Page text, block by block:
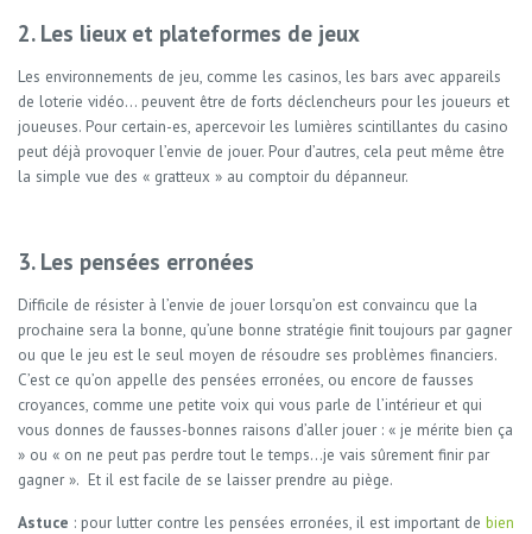
2. Les lieux et plateformes de jeux
Les environnements de jeu, comme les casinos, les bars avec appareils
de loterie vidéo… peuvent être de forts déclencheurs pour les joueurs et
joueuses. Pour certain-es, apercevoir les lumières scintillantes du casino
peut déjà provoquer l’envie de jouer. Pour d’autres, cela peut même être
la simple vue des « gratteux » au comptoir du dépanneur.
3. Les pensées erronées
Difficile de résister à l’envie de jouer lorsqu’on est convaincu que la
prochaine sera la bonne, qu’une bonne stratégie finit toujours par gagner
ou que le jeu est le seul moyen de résoudre ses problèmes financiers.
C’est ce qu’on appelle des pensées erronées, ou encore de fausses
croyances, comme une petite voix qui vous parle de l’intérieur et qui
vous donnes de fausses-bonnes raisons d’aller jouer : « je mérite bien ça
» ou « on ne peut pas perdre tout le temps…je vais sûrement finir par
gagner ». Et il est facile de se laisser prendre au piège.
Astuce : pour lutter contre les pensées erronées, il est important de bien